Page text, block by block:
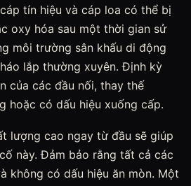
tín hiệu và cáp loa có thể bị
oxy hóa sau một thời gian sử
môi trường sân khấu di động
lắp thường xuyên. Định kỳ
của các đầu nối, thay thế
hoặc có dấu hiệu xuống cấp.
lượng cao ngay từ đầu sẽ giúp
này. Đảm bảo rằng tất cả các
không có dấu hiệu ăn mòn. Một